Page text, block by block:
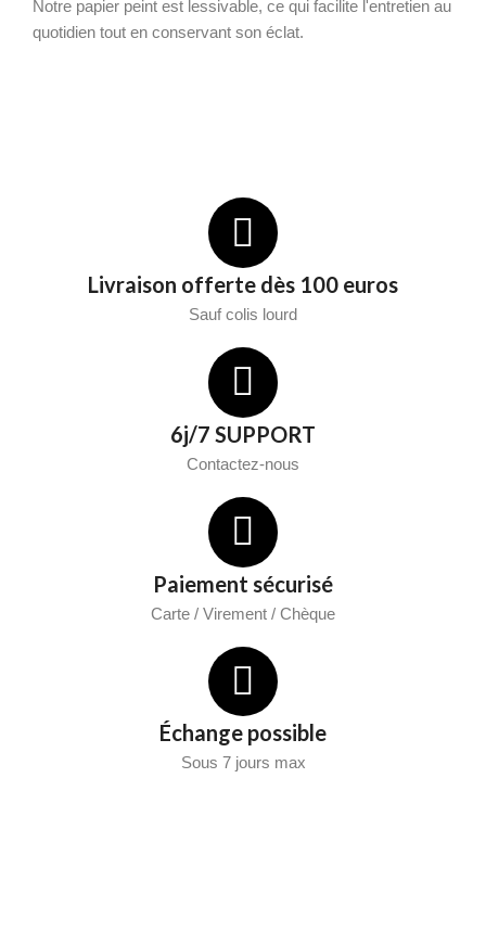
Notre papier peint est lessivable, ce qui facilite l'entretien au
quotidien tout en conservant son éclat.
Livraison offerte dès 100 euros
Sauf colis lourd
6j/7 SUPPORT
Contactez-nous
Paiement sécurisé
Carte / Virement / Chèque
Échange possible
Sous 7 jours max